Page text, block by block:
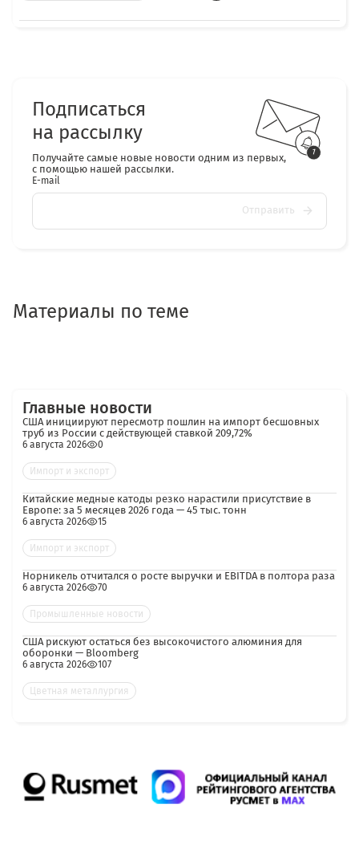
Подписаться
на рассылку
Получайте самые новые новости одним из первых,
с помощью нашей рассылки.
E-mail
Отправить
Материалы по теме
Главные новости
США инициируют пересмотр пошлин на импорт бесшовных
труб из России с действующей ставкой 209,72%
6 августа 2026 0
Импорт и экспорт
Китайские медные катоды резко нарастили присутствие в
Европе: за 5 месяцев 2026 года — 45 тыс. тонн
6 августа 2026 15
Импорт и экспорт
Норникель отчитался о росте выручки и EBITDA в полтора раза
6 августа 2026 70
Промышленные новости
США рискуют остаться без высокочистого алюминия для
оборонки — Bloomberg
6 августа 2026 107
Цветная металлургия